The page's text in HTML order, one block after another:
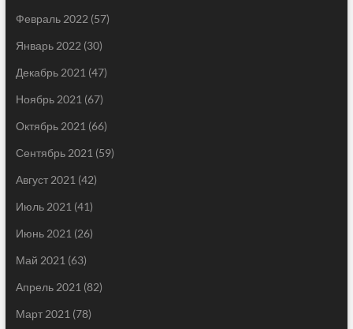
Февраль 2022 (57)
Январь 2022 (30)
Декабрь 2021 (47)
Ноябрь 2021 (67)
Октябрь 2021 (66)
Сентябрь 2021 (59)
Август 2021 (42)
Июль 2021 (41)
Июнь 2021 (26)
Май 2021 (63)
Апрель 2021 (82)
Март 2021 (78)